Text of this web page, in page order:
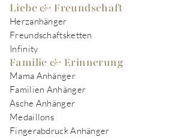
Liebe & Freundschaft
Herzanhänger
Freundschaftsketten
Infinity
Familie & Erinnerung
Mama Anhänger
Familien Anhänger
Asche Anhänger
Medaillons
Fingerabdruck Anhänger